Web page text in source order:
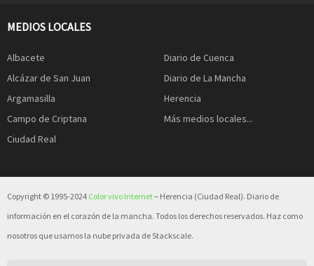
MEDIOS LOCALES
Albacete
Alcázar de San Juan
Argamasilla
Campo de Criptana
Ciudad Real
Diario de Cuenca
Diario de La Mancha
Herencia
Más medios locales...
Copyright © 1995-2024 Color vivo Internet– Herencia (Ciudad Real). Diario de
información en el corazón de la mancha. Todos los derechos reservados. Haz como
nosotros que usamos la nube privada de Stackscale.